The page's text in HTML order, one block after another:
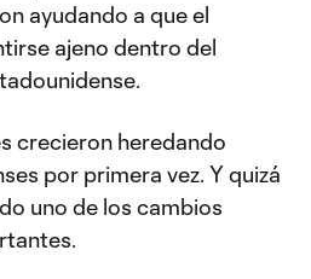
ayudando a que el
ajeno dentro del
crecieron heredando
por primera vez. Y quizá
uno de los cambios